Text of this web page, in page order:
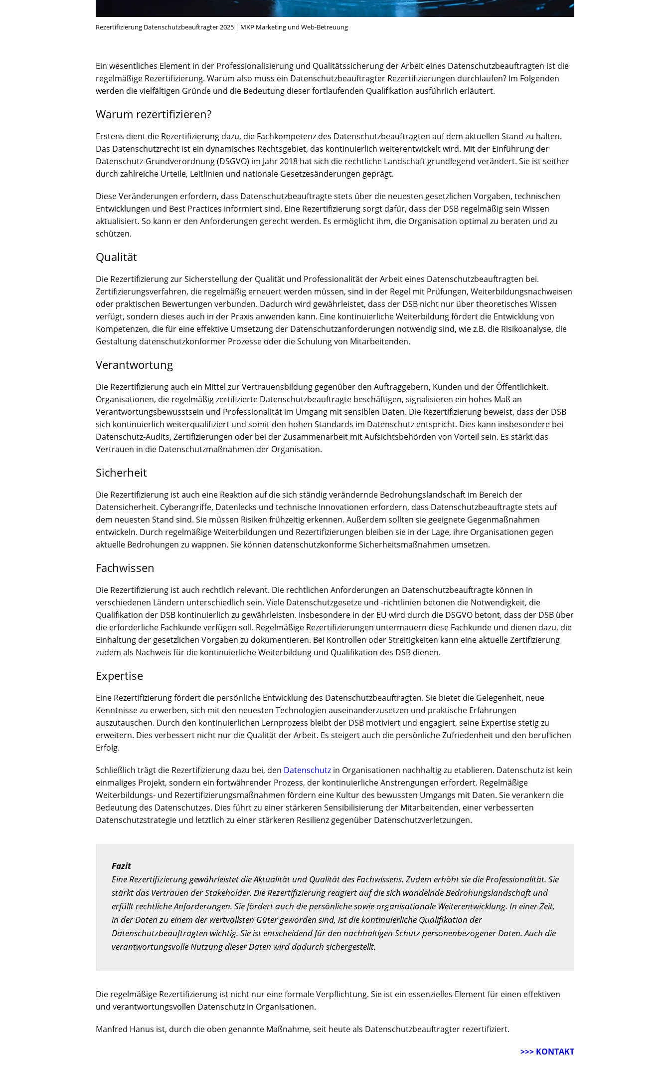
Rezertifizierung Datenschutzbeauftragter 2025 | MKP Marketing und Web-Betreuung
Ein wesentliches Element in der Professionalisierung und Qualitätssicherung der Arbeit eines Datenschutzbeauftragten ist die
regelmäßige Rezertifizierung. Warum also muss ein Datenschutzbeauftragter Rezertifizierungen durchlaufen? Im Folgenden
werden die vielfältigen Gründe und die Bedeutung dieser fortlaufenden Qualifikation ausführlich erläutert.
Warum rezertifizieren?
Erstens dient die Rezertifizierung dazu, die Fachkompetenz des Datenschutzbeauftragten auf dem aktuellen Stand zu halten.
Das Datenschutzrecht ist ein dynamisches Rechtsgebiet, das kontinuierlich weiterentwickelt wird. Mit der Einführung der
Datenschutz-Grundverordnung (DSGVO) im Jahr 2018 hat sich die rechtliche Landschaft grundlegend verändert. Sie ist seither
durch zahlreiche Urteile, Leitlinien und nationale Gesetzesänderungen geprägt.
Diese Veränderungen erfordern, dass Datenschutzbeauftragte stets über die neuesten gesetzlichen Vorgaben, technischen
Entwicklungen und Best Practices informiert sind. Eine Rezertifizierung sorgt dafür, dass der DSB regelmäßig sein Wissen
aktualisiert. So kann er den Anforderungen gerecht werden. Es ermöglicht ihm, die Organisation optimal zu beraten und zu
schützen.
Qualität
Die Rezertifizierung zur Sicherstellung der Qualität und Professionalität der Arbeit eines Datenschutzbeauftragten bei.
Zertifizierungsverfahren, die regelmäßig erneuert werden müssen, sind in der Regel mit Prüfungen, Weiterbildungsnachweisen
oder praktischen Bewertungen verbunden. Dadurch wird gewährleistet, dass der DSB nicht nur über theoretisches Wissen
verfügt, sondern dieses auch in der Praxis anwenden kann. Eine kontinuierliche Weiterbildung fördert die Entwicklung von
Kompetenzen, die für eine effektive Umsetzung der Datenschutzanforderungen notwendig sind, wie z.B. die Risikoanalyse, die
Gestaltung datenschutzkonformer Prozesse oder die Schulung von Mitarbeitenden.
Verantwortung
Die Rezertifizierung auch ein Mittel zur Vertrauensbildung gegenüber den Auftraggebern, Kunden und der Öffentlichkeit.
Organisationen, die regelmäßig zertifizierte Datenschutzbeauftragte beschäftigen, signalisieren ein hohes Maß an
Verantwortungsbewusstsein und Professionalität im Umgang mit sensiblen Daten. Die Rezertifizierung beweist, dass der DSB
sich kontinuierlich weiterqualifiziert und somit den hohen Standards im Datenschutz entspricht. Dies kann insbesondere bei
Datenschutz-Audits, Zertifizierungen oder bei der Zusammenarbeit mit Aufsichtsbehörden von Vorteil sein. Es stärkt das
Vertrauen in die Datenschutzmaßnahmen der Organisation.
Sicherheit
Die Rezertifizierung ist auch eine Reaktion auf die sich ständig verändernde Bedrohungslandschaft im Bereich der
Datensicherheit. Cyberangriffe, Datenlecks und technische Innovationen erfordern, dass Datenschutzbeauftragte stets auf
dem neuesten Stand sind. Sie müssen Risiken frühzeitig erkennen. Außerdem sollten sie geeignete Gegenmaßnahmen
entwickeln. Durch regelmäßige Weiterbildungen und Rezertifizierungen bleiben sie in der Lage, ihre Organisationen gegen
aktuelle Bedrohungen zu wappnen. Sie können datenschutzkonforme Sicherheitsmaßnahmen umsetzen.
Fachwissen
Die Rezertifizierung ist auch rechtlich relevant. Die rechtlichen Anforderungen an Datenschutzbeauftragte können in
verschiedenen Ländern unterschiedlich sein. Viele Datenschutzgesetze und -richtlinien betonen die Notwendigkeit, die
Qualifikation der DSB kontinuierlich zu gewährleisten. Insbesondere in der EU wird durch die DSGVO betont, dass der DSB über
die erforderliche Fachkunde verfügen soll. Regelmäßige Rezertifizierungen untermauern diese Fachkunde und dienen dazu, die
Einhaltung der gesetzlichen Vorgaben zu dokumentieren. Bei Kontrollen oder Streitigkeiten kann eine aktuelle Zertifizierung
zudem als Nachweis für die kontinuierliche Weiterbildung und Qualifikation des DSB dienen.
Expertise
Eine Rezertifizierung fördert die persönliche Entwicklung des Datenschutzbeauftragten. Sie bietet die Gelegenheit, neue
Kenntnisse zu erwerben, sich mit den neuesten Technologien auseinanderzusetzen und praktische Erfahrungen
auszutauschen. Durch den kontinuierlichen Lernprozess bleibt der DSB motiviert und engagiert, seine Expertise stetig zu
erweitern. Dies verbessert nicht nur die Qualität der Arbeit. Es steigert auch die persönliche Zufriedenheit und den beruflichen
Erfolg.
Schließlich trägt die Rezertifizierung dazu bei, den Datenschutz in Organisationen nachhaltig zu etablieren. Datenschutz ist kein
einmaliges Projekt, sondern ein fortwährender Prozess, der kontinuierliche Anstrengungen erfordert. Regelmäßige
Weiterbildungs- und Rezertifizierungsmaßnahmen fördern eine Kultur des bewussten Umgangs mit Daten. Sie verankern die
Bedeutung des Datenschutzes. Dies führt zu einer stärkeren Sensibilisierung der Mitarbeitenden, einer verbesserten
Datenschutzstrategie und letztlich zu einer stärkeren Resilienz gegenüber Datenschutzverletzungen.
Fazit
Eine Rezertifizierung gewährleistet die Aktualität und Qualität des Fachwissens. Zudem erhöht sie die Professionalität. Sie
stärkt das Vertrauen der Stakeholder. Die Rezertifizierung reagiert auf die sich wandelnde Bedrohungslandschaft und
erfüllt rechtliche Anforderungen. Sie fördert auch die persönliche sowie organisationale Weiterentwicklung. In einer Zeit,
in der Daten zu einem der wertvollsten Güter geworden sind, ist die kontinuierliche Qualifikation der
Datenschutzbeauftragten wichtig. Sie ist entscheidend für den nachhaltigen Schutz personenbezogener Daten. Auch die
verantwortungsvolle Nutzung dieser Daten wird dadurch sichergestellt.
Die regelmäßige Rezertifizierung ist nicht nur eine formale Verpflichtung. Sie ist ein essenzielles Element für einen effektiven
und verantwortungsvollen Datenschutz in Organisationen.
Manfred Hanus ist, durch die oben genannte Maßnahme, seit heute als Datenschutzbeauftragter rezertifiziert.
>>> KONTAKT